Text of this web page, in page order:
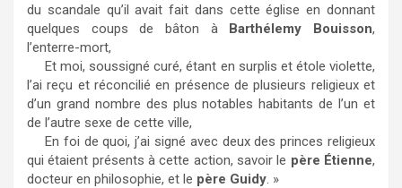
du scandale qu’il avait fait dans cette église en donnant
quelques coups de bâton à Barthélemy Bouisson,
l’enterre-mort,
Et moi, soussigné curé, étant en surplis et étole violette,
l’ai reçu et réconcilié en présence de plusieurs religieux et
d’un grand nombre des plus notables habitants de l’un et
de l’autre sexe de cette ville,
En foi de quoi, j’ai signé avec deux des princes religieux
qui étaient présents à cette action, savoir le père Étienne,
docteur en philosophie, et le père Guidy. »